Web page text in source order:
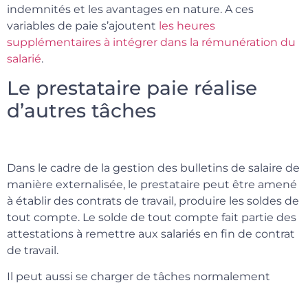
indemnités et les avantages en nature. A ces
variables de paie s’ajoutent les heures
supplémentaires à intégrer dans la rémunération du
salarié.
Le prestataire paie réalise
d’autres tâches
Dans le cadre de la gestion des bulletins de salaire de
manière externalisée, le prestataire peut être amené
à établir des contrats de travail, produire les soldes de
tout compte. Le solde de tout compte fait partie des
attestations à remettre aux salariés en fin de contrat
de travail.
Il peut aussi se charger de tâches normalement